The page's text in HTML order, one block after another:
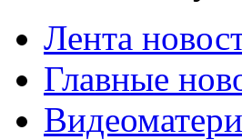
Лента
Главные